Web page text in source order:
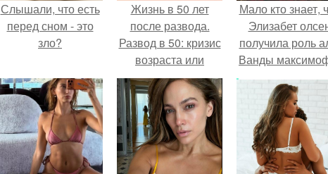
Слышали, что есть
перед сном - это
зло?
Жизнь в 50 лет
после развода.
Развод в 50: кризис
возраста или
необходимость?
Мало кто знает,
Элизабет
получила роль
Ванды
не сразу.